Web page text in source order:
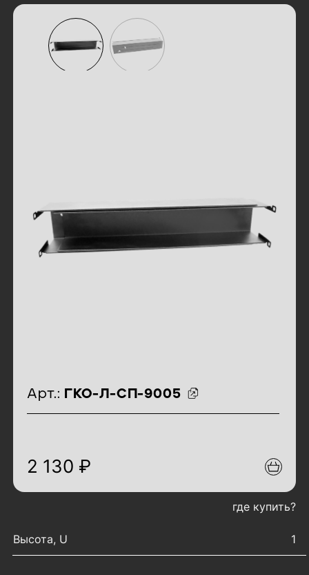
идентификаторы товара
Арт.: ГКО-Л-СП-9005
2 130 ₽
где купить?
Высота, U
1